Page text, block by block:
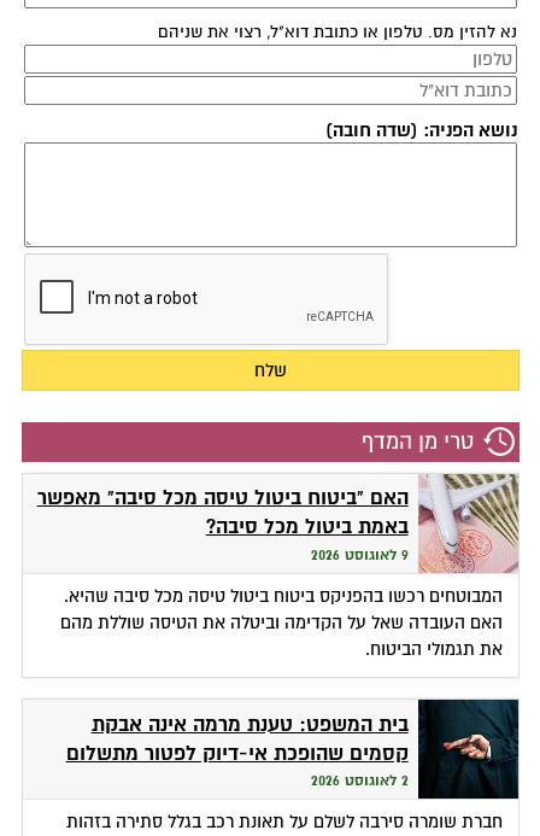
נא להזין מס. טלפון או כתובת דוא"ל, רצוי את שניהם
נושא הפניה: (שדה חובה)
טרי מן המדף
האם "ביטוח ביטול טיסה מכל סיבה" מאפשר
באמת ביטול מכל סיבה?
9 לאוגוסט 2026
המבוטחים רכשו בהפניקס ביטוח ביטול טיסה מכל סיבה שהיא.
האם העובדה שאל על הקדימה וביטלה את הטיסה שוללת מהם
את תגמולי הביטוח.
בית המשפט: טענת מרמה אינה אבקת
קסמים שהופכת אי-דיוק לפטור מתשלום
2 לאוגוסט 2026
חברת שומרה סירבה לשלם על תאונת רכב בגלל סתירה בזהות